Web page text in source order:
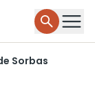
Sorbas